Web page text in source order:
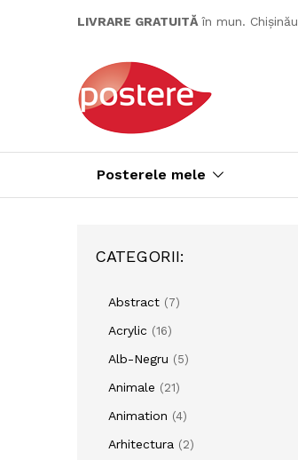
LIVRARE GRATUITĂ în mun. Chișinău
Posterele mele
CATEGORII:
Abstract (7)
Acrylic (16)
Alb-Negru (5)
Animale (21)
Animation (4)
Arhitectura (2)